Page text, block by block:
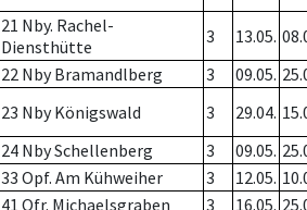
21 Nby. Rachel-
Diensthütte
3 13.05.
22 Nby Bramandlberg 3 09.05.
23 Nby Königswald 3 29.04.
24 Nby Schellenberg 3 09.05.
33 Opf. Am Kühweiher 3 12.05.
41 Ofr. Michaelsgraben 3 16.05.